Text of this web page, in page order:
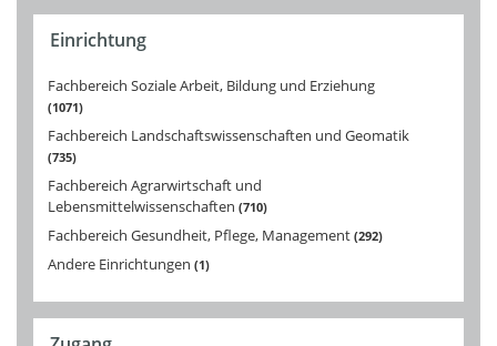
Einrichtung
Fachbereich Soziale Arbeit, Bildung und Erziehung
1071
Fachbereich Landschaftswissenschaften und Geomatik
735
Fachbereich Agrarwirtschaft und
Lebensmittelwissenschaften 710
Fachbereich Gesundheit, Pflege, Management 292
Andere Einrichtungen 1